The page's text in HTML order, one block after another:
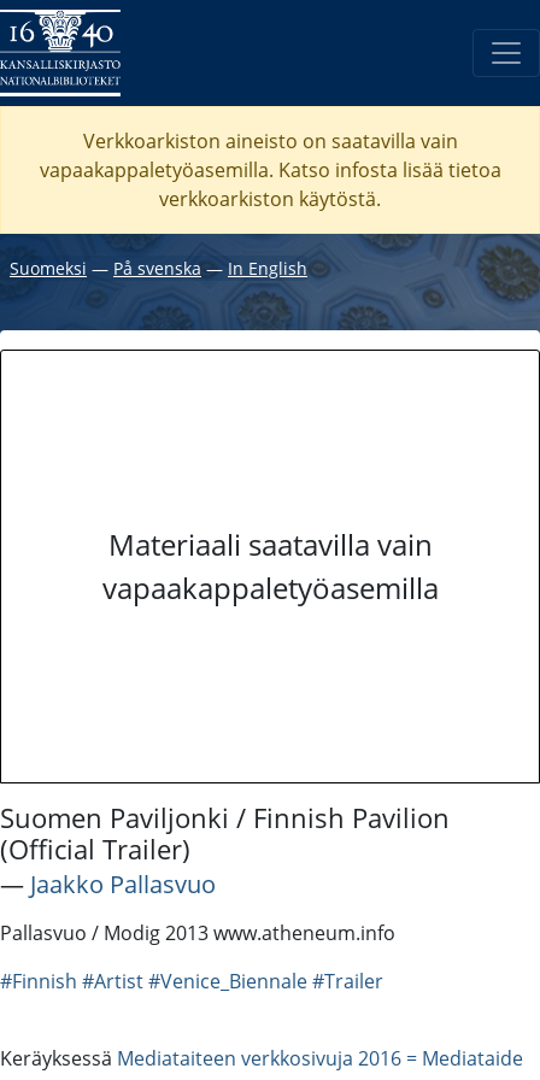
Verkkoarkiston aineisto on saatavilla vain
vapaakappaletyöasemilla. Katso infosta lisää tietoa
verkkoarkiston käytöstä.
Suomeksi ― På svenska ― In English
Materiaali saatavilla vain
vapaakappaletyöasemilla
Suomen Paviljonki / Finnish Pavilion
(Official Trailer)
― Jaakko Pallasvuo
Pallasvuo / Modig 2013 www.atheneum.info
#Finnish #Artist#Venice_Biennale#Trailer
Keräyksessä Mediataiteen verkkosivuja 2016 = Mediataide